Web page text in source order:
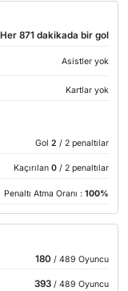
Her 871 dakikada bir gol
Asistler yok
Kartlar yok
Gol 2 / 2 penaltılar
Kaçırılan 0 / 2 penaltılar
Penaltı Atma Oranı : 100%
180 / 489 Oyuncu
393/ 489 Oyuncu